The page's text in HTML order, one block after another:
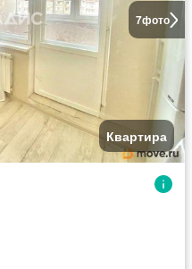
7фото
Квартира